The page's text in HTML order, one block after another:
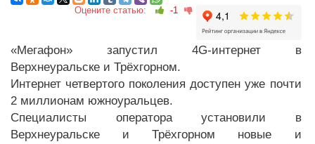
Оцените статью: -1
«Мегафон» запустил 4G-интернет в
Верхнеуральске и Трёхгорном.
Интернет четвертого поколения доступен уже почти
2 миллионам южноуральцев.
Специалисты оператора установили в
Верхнеуральске и Трёхгорном новые и